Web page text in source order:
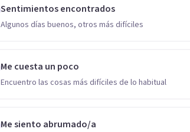
Sentimientos encontrados
Algunos días buenos, otros más difíciles
Me cuesta un poco
Encuentro las cosas más difíciles de lo habitual
Me siento abrumado/a